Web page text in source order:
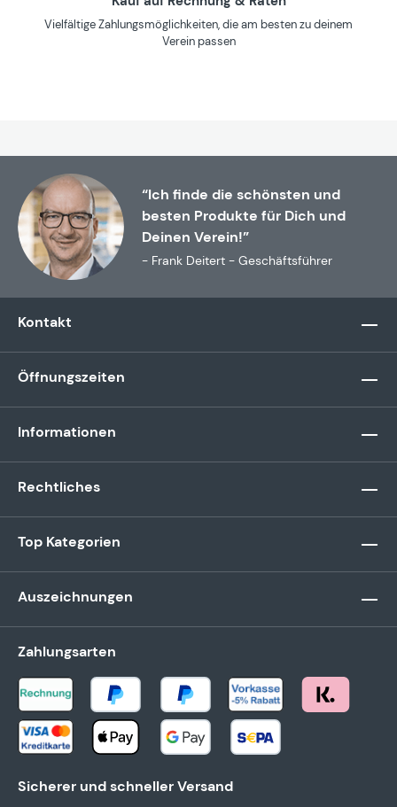
Vielfältige Zahlungsmöglichkeiten, die am besten zu deinem
Verein passen
“Ich finde die schönsten und
besten Produkte für Dich und
Deinen Verein!”
- Frank Deitert - Geschäftsführer
Kontakt
Öffnungszeiten
Informationen
Rechtliches
Top Kategorien
Auszeichnungen
Zahlungsarten
Sicherer und schneller Versand